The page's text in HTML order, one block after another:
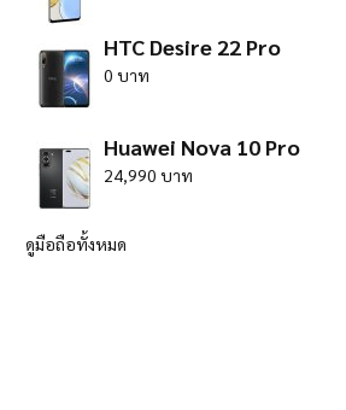
HTC Desire 22 Pro
0 บาท
Huawei Nova 10 Pro
24,990 บาท
ดูมือถือทั้งหมด